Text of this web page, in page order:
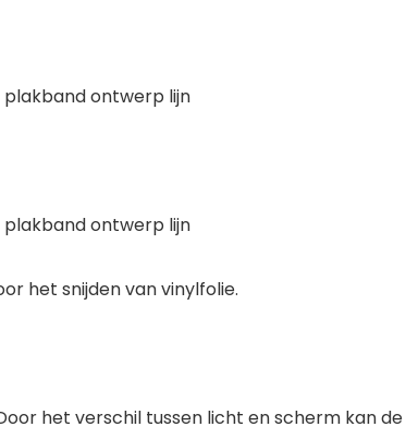
plakband ontwerp lijn
plakband ontwerp lijn
het snijden van vinylfolie.
het verschil tussen licht en scherm kan